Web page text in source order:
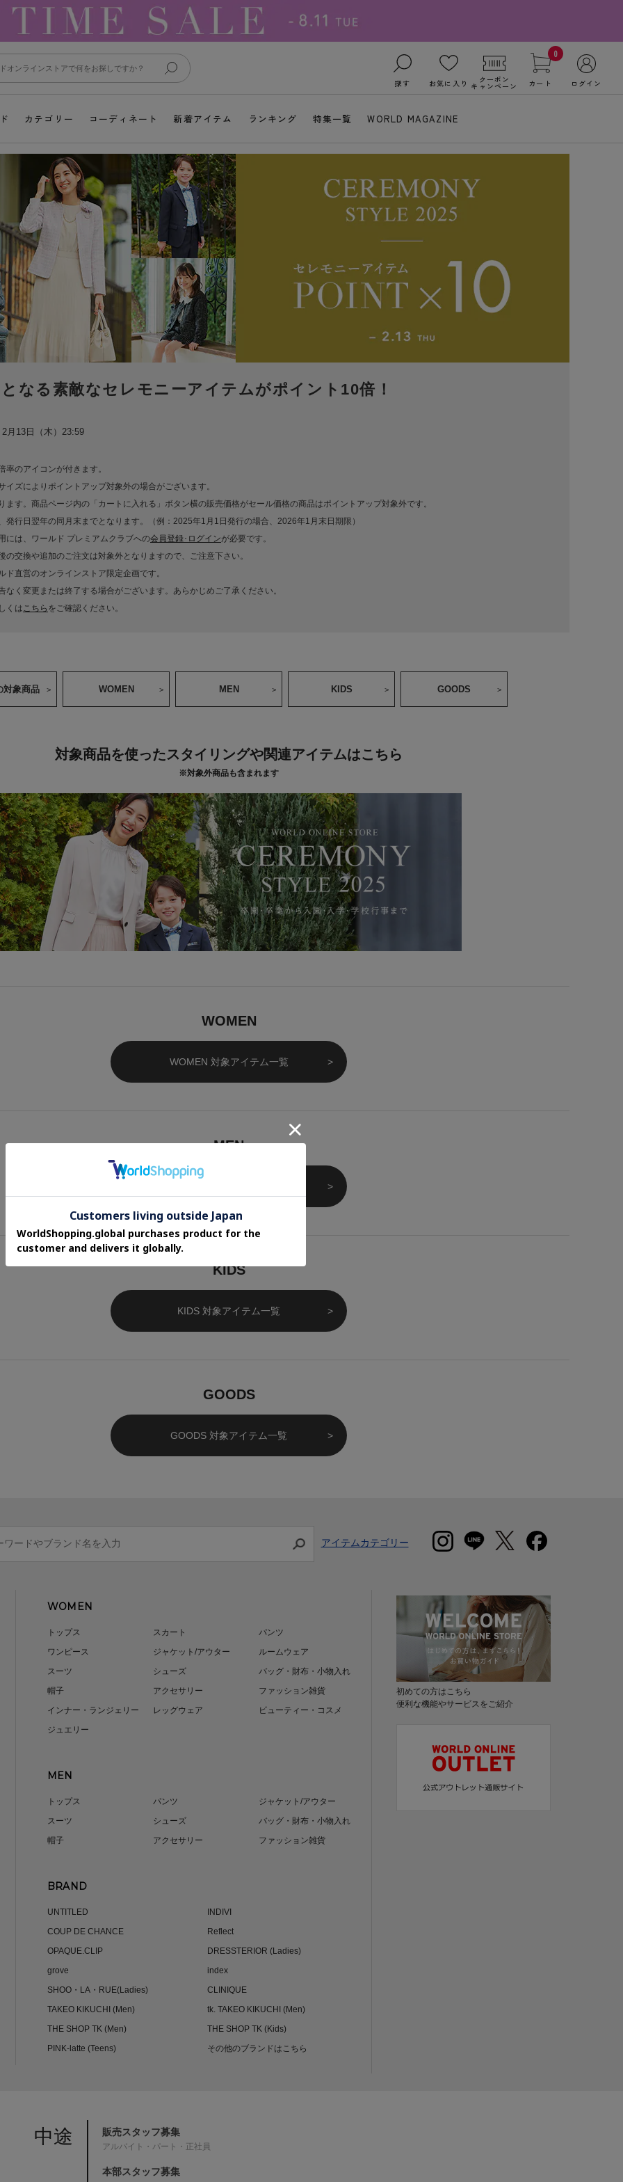
探す お気に入り クーポン
キャンペーン
0
カート ログイン
カテゴリー コーディネート 新着アイテム ランキング 特集一覧 WORLD MAGAZINE
なる 素敵なセレモニーアイテムがポイント10倍！
月13日（木）23:59
率のアイコンが付きます。
イズによりポイントアップ対象外の場合がございます。
ます。商品ページ内の「カートに入れる」ボタン横の販売価格がセール価格の商品はポイントアップ対象外です。
発行日翌年の同月末までとなります。（例：2025年1月1日発行の場合、2026年1月末日期限）
には、ワールド プレミアムクラブへの会員登録･ログインが必要です。
の交換や追加のご注文は対象外となりますので、ご注意下さい。
ド直営のオンラインストア限定企画です。
なく変更または終了する場合がございます。あらかじめご了承ください。
くはこちら をご確認ください。
対象商品 WOMEN MEN KIDS GOODS
対象商品を使ったスタイリングや関連アイテムはこちら
※対象外商品も含まれます
WOMEN
WOMEN 対象アイテム一覧
MEN
KIDS
KIDS 対象アイテム一覧
GOODS
GOODS 対象アイテム一覧
アイテムカテゴリー
WOMEN
トップス スカート
パンツ
ワンピース
ジャケット/アウター
ルームウェア
スーツ
シューズ
バッグ・財布・小物入れ
帽子
アクセサリー
ファッション雑貨
インナー・ランジェリー
レッグウェア
ビューティー・コスメ
ジュエリー
MEN
トップス パンツ
ジャケット/アウター
スーツ
シューズ
バッグ・財布・小物入れ
帽子
アクセサリー ファッション雑貨
BRAND
UNTITLED
INDIVI
COUP DE CHANCE
Reflect
OPAQUE.CLIP
DRESSTERIOR (Ladies)
grove
index
SHOO・LA・RUE(Ladies)
CLINIQUE
TAKEO KIKUCHI (Men)
tk. TAKEO KIKUCHI (Men)
THE SHOP TK (Men)
THE SHOP TK (Kids)
PINK-latte (Teens)
その他のブランドはこちら
初めての方はこちら
便利な機能やサービスをご紹介
中途 販売スタッフ募集
アルバイト・パート・正社員
本部スタッフ募集